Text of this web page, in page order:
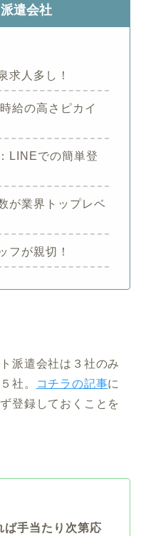
遣会社
求人多し！
時給の高さピカイ
：LINEでの簡単登
が業界トップレベ
フが親切！
派遣会社は３社のみ
社。
コチラの記事に
登録しておくことを
ば手当たり次第応